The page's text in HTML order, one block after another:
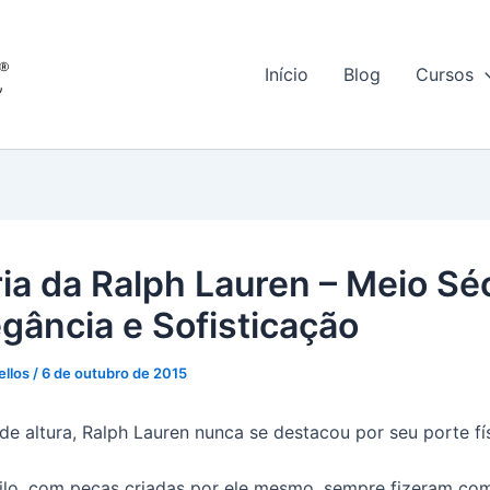
Início Blog Cursos
da Ralph Lauren – Meio
e Sofisticação
/6 de outubro de 2015
altura, Ralph Lauren nunca se destacou por seu porte